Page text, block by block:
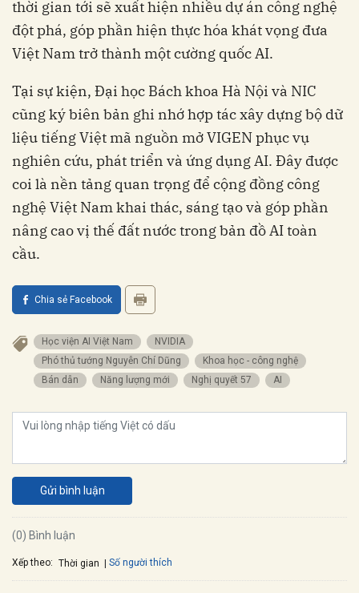
thời gian tới sẽ xuất hiện nhiều dự án công nghệ
đột phá, góp phần hiện thực hóa khát vọng đưa
Việt Nam trở thành một cường quốc AI.
Tại sự kiện, Đại học Bách khoa Hà Nội và NIC
cũng ký biên bản ghi nhớ hợp tác xây dựng bộ dữ
liệu tiếng Việt mã nguồn mở VIGEN phục vụ
nghiên cứu, phát triển và ứng dụng AI. Đây được
coi là nền tảng quan trọng để cộng đồng công
nghệ Việt Nam khai thác, sáng tạo và góp phần
nâng cao vị thế đất nước trong bản đồ AI toàn
cầu.
Chia sẻ Facebook
Học viện AI Việt Nam
NVIDIA
Phó thủ tướng Nguyễn Chí Dũng
khoa học - công nghệ
bán dẫn
năng lượng mới Nghị quyết 57 AI
Gửi bình luận
(0) Bình luận
Xếp theo: Thời gian Số người thích